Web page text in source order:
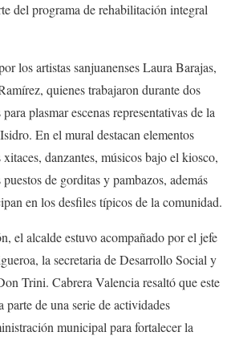
del programa de rehabilitación integral
los artistas sanjuanenses Laura Barajas,
quienes trabajaron durante dos
plasmar escenas representativas de la
En el mural destacan elementos
danzantes, músicos bajo el kiosco,
de gorditas y pambazos, además
en los desfiles típicos de la comunidad.
el alcalde estuvo acompañado por el jefe
la secretaria de Desarrollo Social y
Trini. Cabrera Valencia resaltó que este
de una serie de actividades
municipal para fortalecer la